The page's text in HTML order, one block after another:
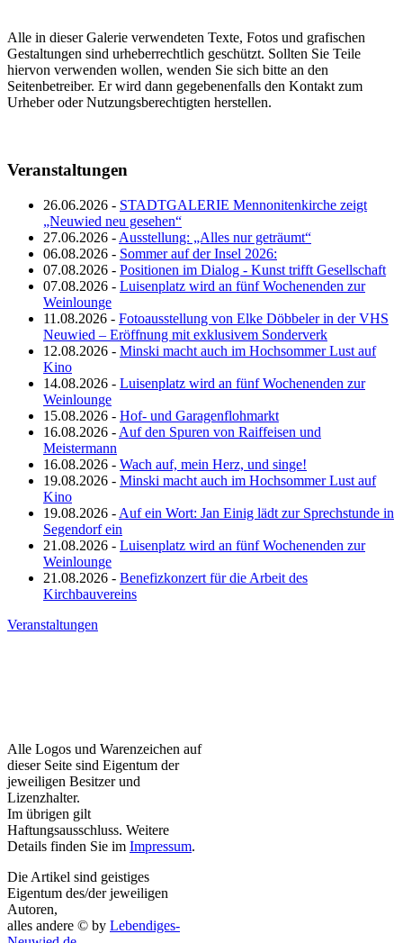
Alle in dieser Galerie verwendeten Texte, Fotos und grafischen
Gestaltungen sind urheberrechtlich geschützt. Sollten Sie Teile
hiervon verwenden wollen, wenden Sie sich bitte an den
Seitenbetreiber. Er wird dann gegebenenfalls den Kontakt zum
Urheber oder Nutzungsberechtigten herstellen.
Veranstaltungen
26.06.2026 - STADTGALERIE Mennonitenkirche zeigt
„Neuwied neu gesehen“
27.06.2026 - Ausstellung: „Alles nur geträumt“
06.08.2026 - Sommer auf der Insel 2026:
07.08.2026 - Positionen im Dialog - Kunst trifft Gesellschaft
07.08.2026 - Luisenplatz wird an fünf Wochenenden zur
Weinlounge
11.08.2026 - Fotoausstellung von Elke Döbbeler in der VHS
Neuwied – Eröffnung mit exklusivem Sonderverk
12.08.2026 - Minski macht auch im Hochsommer Lust auf
Kino
14.08.2026 - Luisenplatz wird an fünf Wochenenden zur
Weinlounge
15.08.2026 - Hof- und Garagenflohmarkt
16.08.2026 - Auf den Spuren von Raiffeisen und
Meistermann
16.08.2026 - Wach auf, mein Herz, und singe!
19.08.2026 - Minski macht auch im Hochsommer Lust auf
Kino
19.08.2026 - Auf ein Wort: Jan Einig lädt zur Sprechstunde in
Segendorf ein
21.08.2026 - Luisenplatz wird an fünf Wochenenden zur
Weinlounge
21.08.2026 - Benefizkonzert für die Arbeit des
Kirchbauvereins
Veranstaltungen
Alle Logos und Warenzeichen auf
dieser Seite sind Eigentum der
jeweiligen Besitzer und
Lizenzhalter.
Im übrigen gilt
Haftungsausschluss. Weitere
Details finden Sie im Impressum.
Die Artikel sind geistiges
Eigentum des/der jeweiligen
Autoren,
alles andere © by Lebendiges-